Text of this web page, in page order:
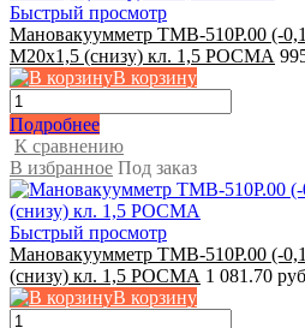
Быстрый просмотр
Мановакуумметр ТМВ-510Р.00 (-
М20x1,5 (снизу) кл. 1,5 РОСМА
В корзину
Подробнее
К сравнению
В избранное Под заказ
Быстрый просмотр
Мановакуумметр ТМВ-510Р.00 (-
(снизу) кл. 1,5 РОСМА 1 081.70
В корзину